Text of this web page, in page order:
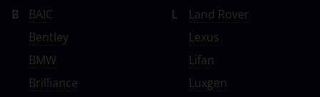
B
BAIC
Bentley
BMW
Brilliance
L
Land Rover
Lexus
Lifan
Luxgen